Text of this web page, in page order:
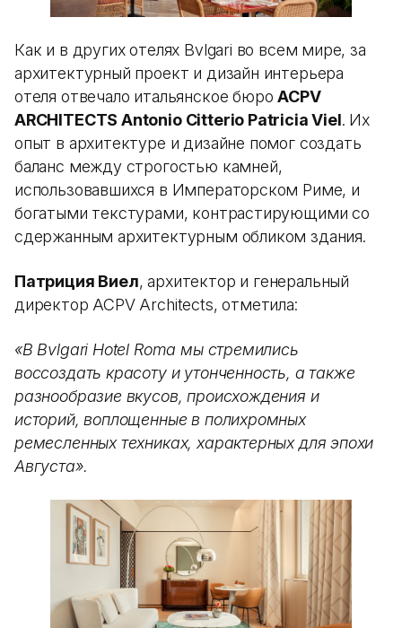
Как и в других отелях Bvlgari во всем мире, за
архитектурный проект и дизайн интерьера
отеля отвечало итальянское бюроACPV
ARCHITECTS Antonio Citterio Patricia Viel. Их
опыт в архитектуре и дизайне помог создать
баланс между строгостью камней,
использовавшихся в Императорском Риме, и
богатыми текстурами, контрастирующими со
сдержанным архитектурным обликом здания.
Патриция Виел, архитектор и генеральный
директор ACPV Architects, отметила:
«В Bvlgari Hotel Roma мы стремились
воссоздать красоту и утонченность, а также
разнообразие вкусов, происхождения и
историй, воплощенные в полихромных
ремесленных техниках, характерных для эпохи
Августа».